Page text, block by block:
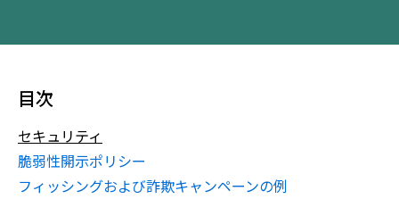
目次
セキュリティ
脆弱性開示ポリシー
フィッシングおよび詐欺キャンペーンの例